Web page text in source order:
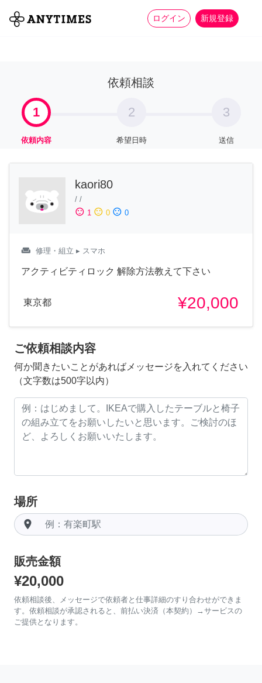
ログイン 新規登録
全て 家事 more_horiz
依頼相談
1
依頼内容
2
希望日時
3
送信
kaori80
/ /
sentiment_satisfied 1 sentiment_neutral 0 sentiment_dissatisfied 0
weekend 修理・組立 ▸ スマホ
アクティビティロック 解除方法教えて下さい
東京都 ¥20,000
ご依頼相談内容
何か聞きたいことがあればメッセージを入れてください
（文字数は500字以内）
場所
room
販売金額
¥20,000
依頼相談後、メッセージで依頼者と仕事詳細のすり合わせができま
す。依頼相談が承認されると、前払い決済（本契約）→サービスの
ご提供となります。